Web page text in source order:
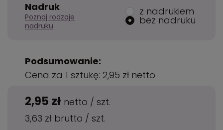
Nadruk
Poznaj rodzaje
nadruku
z nadrukiem
bez nadruku
Podsumowanie:
Cena za 1 sztukę: 2,95 zł netto
2,95 zł netto / szt.
3,63 zł brutto / szt.